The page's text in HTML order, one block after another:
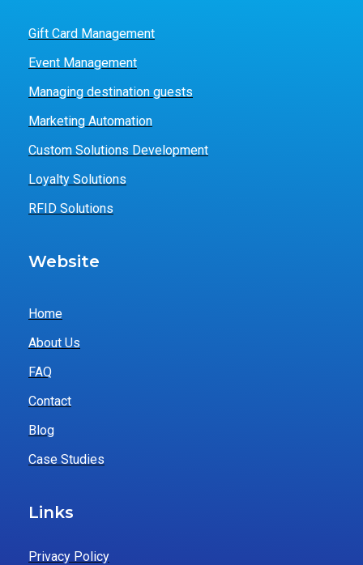
Gift Card Management
Event Management
Managing destination guests
Marketing Automation
Custom Solutions Development
Loyalty Solutions
RFID Solutions
Website
Home
About Us
FAQ
Contact
Blog
Case Studies
Links
Privacy Policy